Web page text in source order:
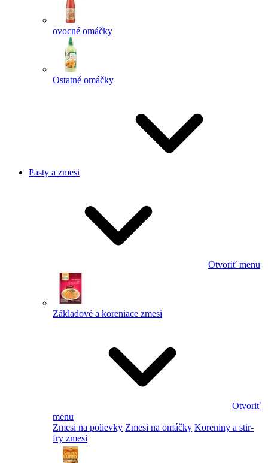
ovocné omáčky
Ostatné omáčky
Pasty a zmesi
Otvoriť menu
Základové a koreniace zmesi
Otvoriť
menu
Zmesi na polievky Zmesi na omáčky Koreniny a stir-
fry zmesi